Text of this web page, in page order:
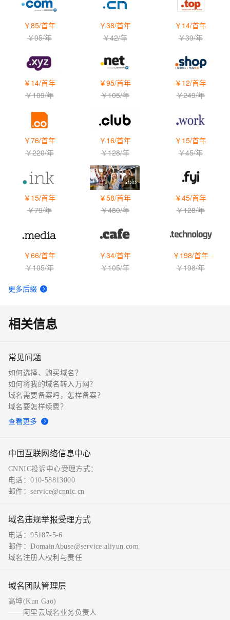
￥85/首年
￥95/年
￥38/首年
￥42/年
￥ 14/首年
￥39/年
￥ 14/首年
￥109/年
￥95/首年
￥105/年
￥ 12/首年
￥249/年
￥76/首年
￥220/年
￥ 16/首年
￥128/年
￥ 15/首年
￥45/年
￥ 15/首年
￥79/年
￥58/首年
￥480/年
￥45/首年
￥128/年
￥66/首年
￥105/年
￥34/首年
￥105/年
￥ 198/首年
￥198/年
更多后缀
相关信息
常见问题
如何选择、购买域名？
如何将我的域名转入万网？
域名需要备案吗，怎样备案？
域名要怎样续费？
中国互联网络信息中心
CNNIC投诉中心受理方式：
电话：010-58813000
邮件：service@cnnic.cn
域名违规举报受理方式
电话：95187-5-6
邮件：DomainAbuse@service.aliyun.com
域名注册人权利与责任
域名团队管理层
高坤(Kun Gao)
——阿里云域名业务负责人
查看更多